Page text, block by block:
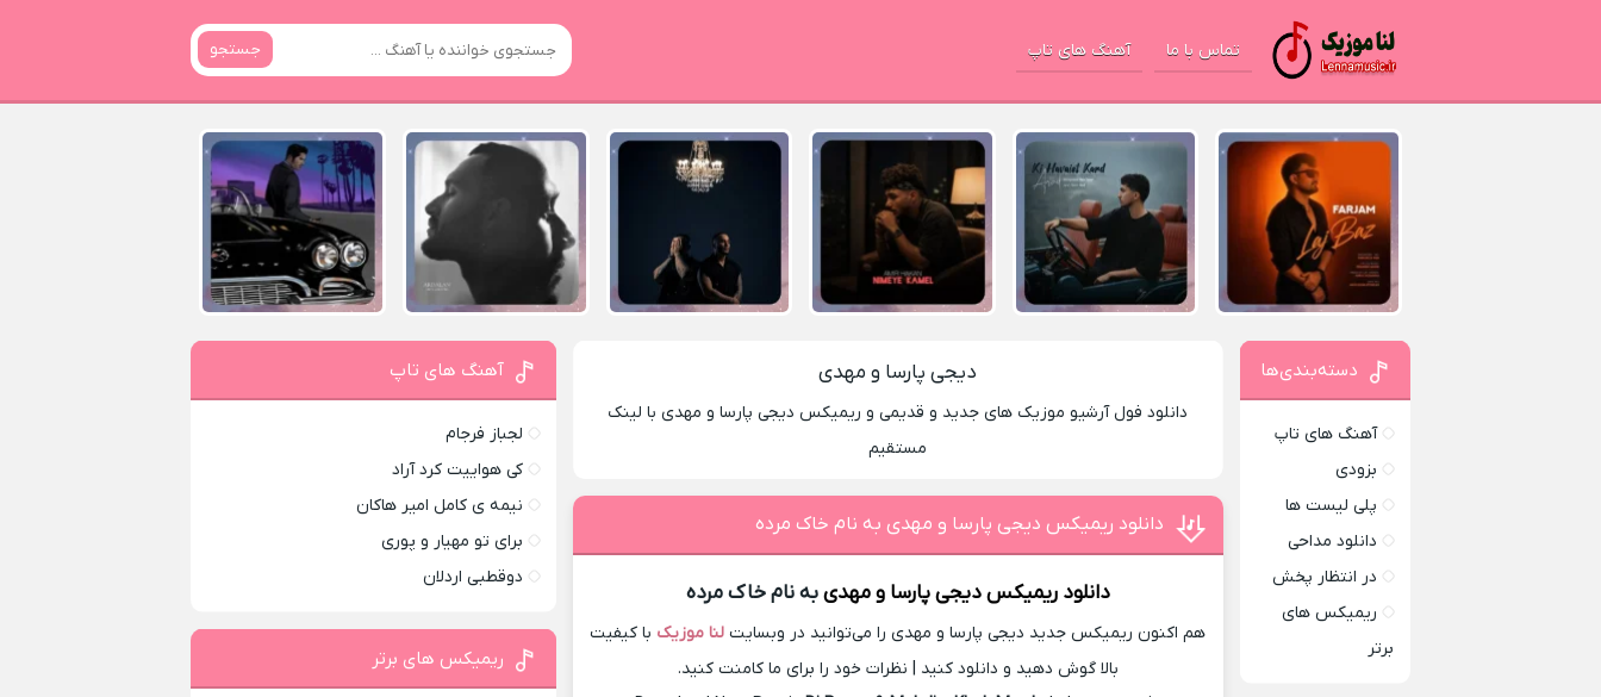
تماس با ما آهنگ های تاپ جستجو
دیجی پارسا و مهدی
دانلود فول آرشیو موزیک های جدید و قدیمی و ریمیکس دیجی پارسا و مهدی با لینک
مستقیم
دانلود ریمیکس دیجی پارسا و مهدی به نام خاک مرده
دانلود ریمیکسدیجی پارسا و مهدیبه نام خاک مرده
هم اکنون ریمیکس جدید دیجی پارسا و مهدی را می‌توانید در وبسایت لنا موزیک با کیفیت
بالا گوش دهید و دانلود کنید | نظرات خود را برای ما کامنت کنید.
دسته‌بندی‌ها
آهنگ های تاپ
بزودی
پلی لیست ها
دانلود مداحی
در انتظار پخش
ریمیکس های
برتر
آهنگ های تاپ
لجباز فرجام
کی هواییت کرد آراد
نیمه ی کامل امیر هاکان
برای تو مهیار و پوری
دوقطبی اردلان
ریمیکس های برتر